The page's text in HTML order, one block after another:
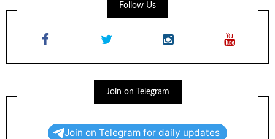
Follow Us
Join on Telegram
Join on Telegram for daily updates